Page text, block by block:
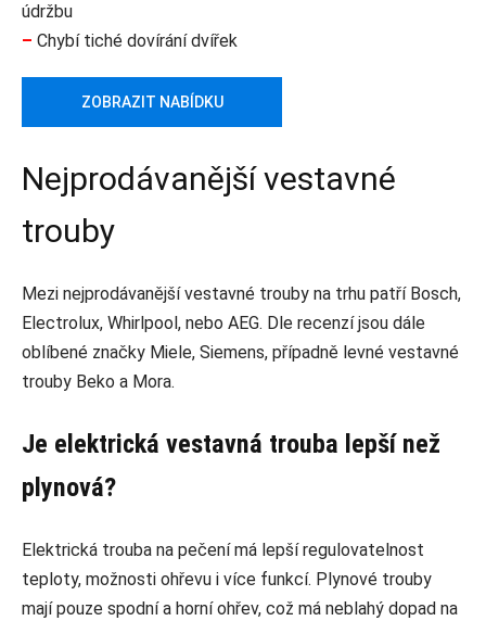
údržbu
– Chybí tiché dovírání dvířek
ZOBRAZIT NABÍDKU
Nejprodávanější vestavné
trouby
Mezi nejprodávanější vestavné trouby na trhu patří Bosch,
Electrolux, Whirlpool, nebo AEG. Dle recenzí jsou dále
oblíbené značky Miele, Siemens, případně levné vestavné
trouby Beko a Mora.
Je elektrická vestavná trouba lepší než
plynová?
Elektrická trouba na pečení má lepší regulovatelnost
teploty, možnosti ohřevu i více funkcí. Plynové trouby
mají pouze spodní a horní ohřev, což má neblahý dopad na